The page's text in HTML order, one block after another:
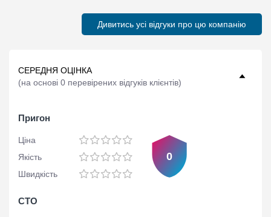
Дивитись усі відгуки про цю компанію
СЕРЕДНЯ ОЦІНКА
(на основі 0 перевірених відгуків клієнтів)
Пригон
Ціна
Якість
Швидкість
0
СТО